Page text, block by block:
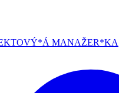
MANAŽER*KA